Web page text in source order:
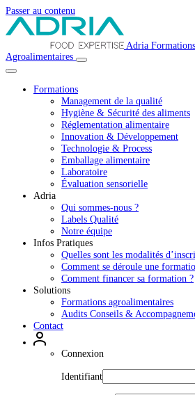
Passer au contenu
Navigation
principale
Adria
Agroalimentaires
Formations
Management de la qualité
Hygiène & Sécurité des aliments
Réglementation alimentaire
Innovation & Développement
Technologie & Process
Emballage alimentaire
Laboratoire
Évaluation sensorielle
Adria
Qui sommes-nous ?
Labels Qualité
Notre équipe
Infos Pratiques
Quelles sont les modalités
Comment se déroule une
Comment financer sa formation ?
Solutions
Formations agroalimentaires
Audits Conseils &
Contact
Connexion
Identifiant